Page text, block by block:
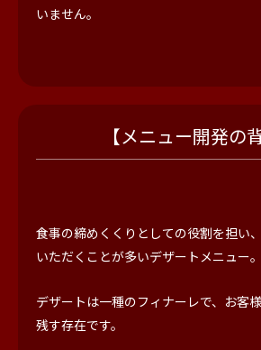
いません。
【メニュー開発の
食事の締めくくりとしての役割を担い
いただくことが多いデザートメニュー。
デザートは一種のフィナーレで、お客
残す存在です。